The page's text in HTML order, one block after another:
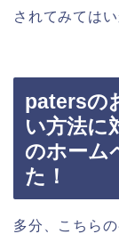
されてみては
patersの
い方法に
のホーム
た！
多分、こちら